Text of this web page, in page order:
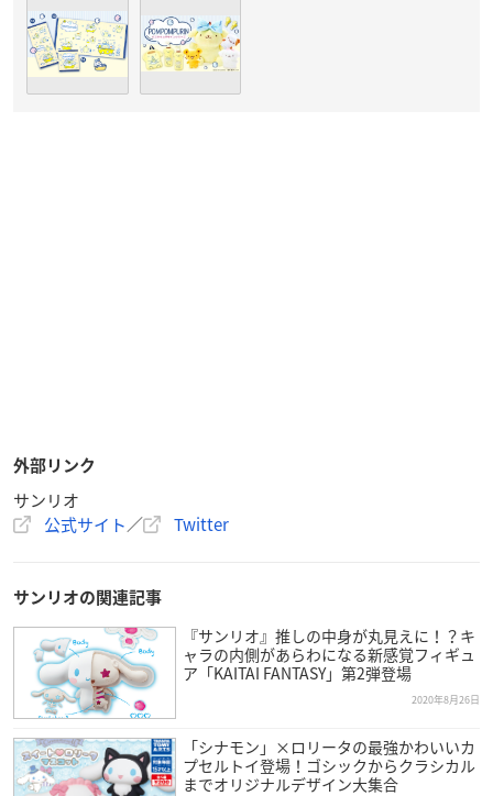
外部リンク
サンリオ
公式サイト／ Twitter
サンリオの関連記事
『サンリオ』推しの中身が丸見えに！？キ
ャラの内側があらわになる新感覚フィギュ
ア「KAITAI FANTASY」第2弾登場
2020年8月26日
「シナモン」×ロリータの最強かわいいカ
プセルトイ登場！ゴシックからクラシカル
までオリジナルデザイン大集合